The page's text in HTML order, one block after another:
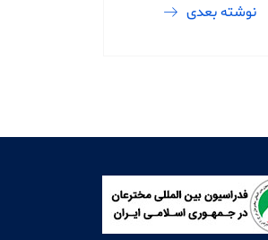
نوشته بعدی